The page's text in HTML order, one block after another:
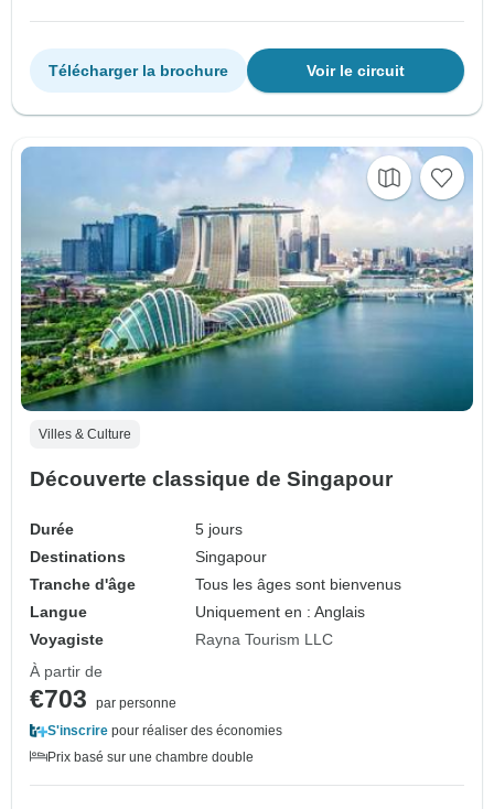
Voir le circuit
Télécharger la brochure
Villes & Culture
Découverte classique de Singapour
Durée
5 jours
Destinations
Singapour
Tranche d'âge
Tous les âges sont bienvenus
Langue
Uniquement en : Anglais
Voyagiste
Rayna Tourism LLC
À partir de
€703
par personne
S'inscrire pour réaliser des économies
Prix basé sur une chambre double